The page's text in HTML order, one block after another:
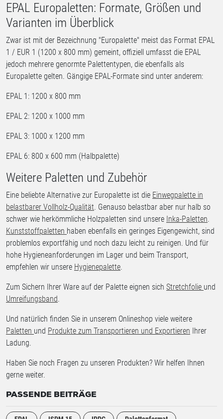
EPAL Europaletten: Formate, Größen und
Varianten im Überblick
Zwar ist mit der Bezeichnung "Europalette" meist das Format EPAL
1 / EUR 1 (1200 x 800 mm) gemeint, offiziell umfasst die EPAL
jedoch mehrere genormte Palettentypen, die ebenfalls als
Europalette gelten. Gängige EPAL-Formate sind unter anderem:
EPAL 1: 1200 x 800 mm
EPAL 2: 1200 x 1000 mm
EPAL 3: 1000 x 1200 mm
EPAL 6: 800 x 600 mm (Halbpalette)
Weitere Paletten und Zubehör
Eine beliebte Alternative zur Europalette ist die Einwegpalette in
belastbarer Vollholz-Qualität. Genauso belastbar aber nur halb so
schwer wie herkömmliche Holzpaletten sind unsere Inka-Paletten.
Kunststoffpaletten haben ebenfalls ein geringes Eigengewicht, sind
problemlos exportfähig und noch dazu leicht zu reinigen. Und für
hohe Hygieneanforderungen im Lager und beim Transport,
empfehlen wir unsere Hygienepalette.
Zum Sichern Ihrer Ware auf der Palette eignen sich Stretchfolie und
Umreifungsband.
Und natürlich finden Sie in unserem Onlineshop viele weitere
Paletten und Produkte zum Transportieren und Exportieren Ihrer
Ladung.
Haben Sie noch Fragen zu unseren Produkten? Wir helfen Ihnen
gerne weiter.
PASSENDE BEITRÄGE